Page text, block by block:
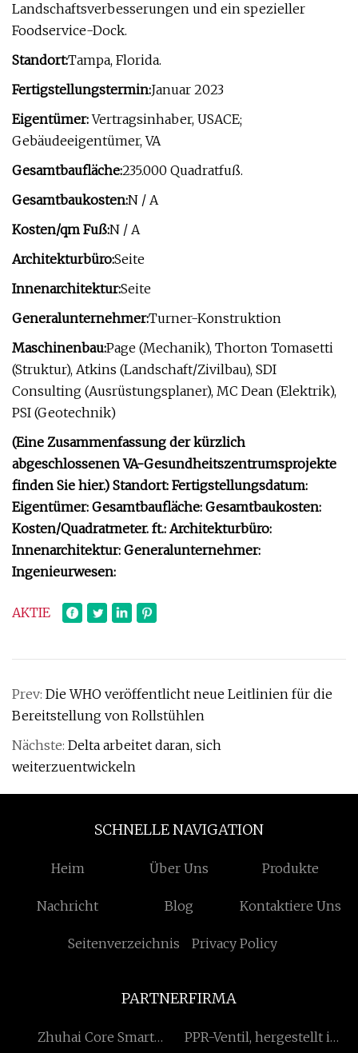
Landschaftsverbesserungen und ein spezieller
Foodservice-Dock.
Standort:Tampa, Florida.
Fertigstellungstermin:Januar 2023
Eigentümer:Vertragsinhaber, USACE;
Gebäudeeigentümer, VA
Gesamtbaufläche:235.000 Quadratfuß.
Gesamtbaukosten:N / A
Kosten/qm Fuß:N / A
Architekturbüro:Seite
Innenarchitektur:Seite
Generalunternehmer:Turner-Konstruktion
Maschinenbau:Page (Mechanik), Thorton Tomasetti
(Struktur), Atkins (Landschaft/Zivilbau), SDI
Consulting (Ausrüstungsplaner), MC Dean (Elektrik),
PSI (Geotechnik)
(Eine Zusammenfassung der kürzlich
abgeschlossenen VA-Gesundheitszentrumsprojekte
finden Sie hier.) Standort: Fertigstellungsdatum:
Eigentümer: Gesamtbaufläche: Gesamtbaukosten:
Kosten/Quadratmeter. ft.: Architekturbüro:
Innenarchitektur: Generalunternehmer:
Ingenieurwesen:
AKTIE
Prev: Die WHO veröffentlicht neue Leitlinien für die
Bereitstellung von Rollstühlen
Nächste: Delta arbeitet daran, sich
weiterzuentwickeln
SCHNELLE NAVIGATION
Heim Über Uns Produkte
Nachricht Blog Kontaktiere Uns
Seitenverzeichnis Privacy Policy
PARTNERFIRMA
Zhuhai Core Smart
PPR-Ventil, hergestellt in